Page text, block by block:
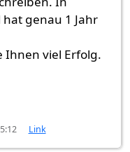
genau 1 Jahr
Ihnen viel Erfolg.
Link